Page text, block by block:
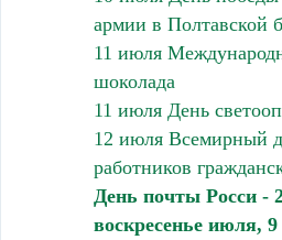
армии в Полтавской
11 июля
шоколада
11 июля День
12 июля Всемирный
работников
День почты Росси -
воскресенье июля,